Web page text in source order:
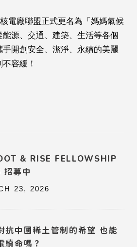
電廠聯盟正式更名為「媽媽氣候
源、交通、建築、生活等各個
開創安全、潔淨、永續的美麗
容緩！
& RISE FELLOWSHIP
募中
23, 2026
抗中國稀土管制的希望 也能
續命嗎？